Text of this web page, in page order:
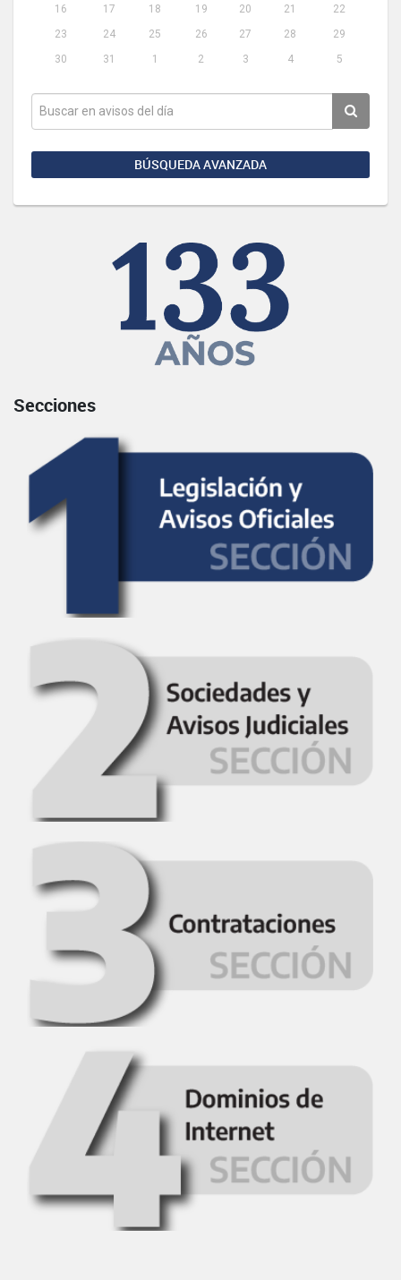
16
17 18 19 20 21
22
23
24 25 26 27 28
29
30
31 1 2 3 4 5
BÚSQUEDA AVANZADA
Secciones